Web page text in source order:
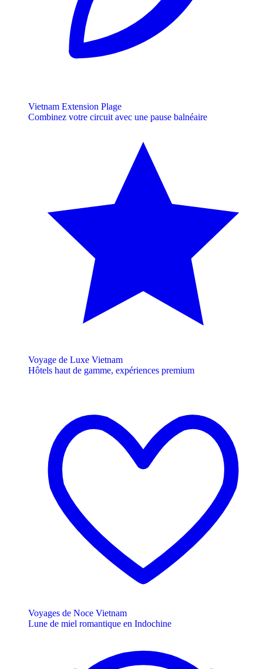
Vietnam Extension Plage
Combinez votre circuit avec une pause balnéaire
Voyage de Luxe Vietnam
Hôtels haut de gamme, expériences premium
Voyages de Noce Vietnam
Lune de miel romantique en Indochine